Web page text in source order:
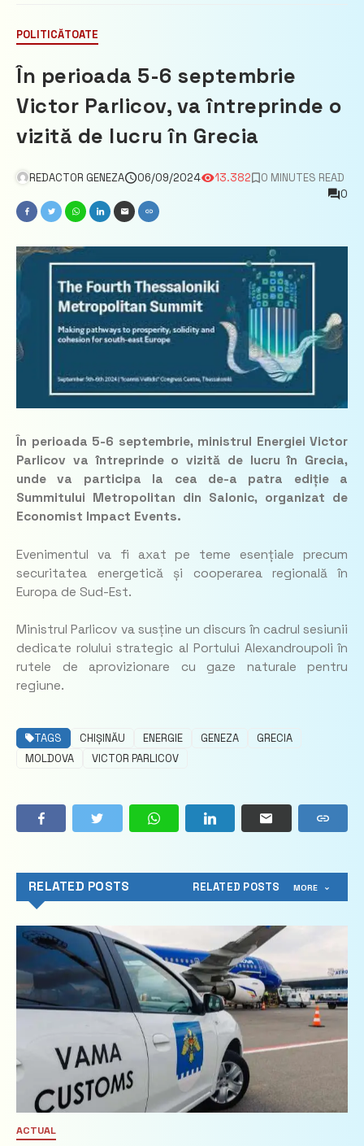
POLITICĂTOATE
În perioada 5-6 septembrie
Victor Parlicov, va întreprinde o
vizită de lucru în Grecia
REDACTOR GENEZA 06/09/2024 13.382
0 MINUTES READ
0
În perioada 5-6 septembrie, ministrul Energiei Victor
Parlicov va întreprinde o vizită de lucru în Grecia,
unde va participa la cea de-a patra ediție a
Summitului Metropolitan din Salonic, organizat de
Economist Impact Events.
Evenimentul va fi axat pe teme esențiale precum
securitatea energetică și cooperarea regională în
Europa de Sud-Est.
Ministrul Parlicov va susține un discurs în cadrul sesiunii
dedicate rolului strategic al Portului Alexandroupoli în
rutele de aprovizionare cu gaze naturale pentru
regiune.
TAGS CHIȘINĂU ENERGIE GENEZA
GRECIA
MOLDOVA
VICTOR PARLICOV
RELATED POSTS RELATED POSTS MORE
ACTUAL